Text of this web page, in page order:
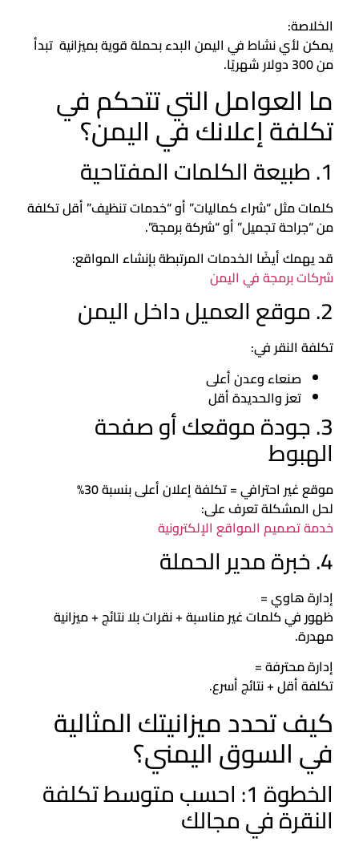
الخلاصة:
يمكن لأي نشاط في اليمن البدء بحملة قوية بميزانية تبدأ
من 300 دولار شهريًا.
ما العوامل التي تتحكم في
تكلفة إعلانك في اليمن؟
1. طبيعة الكلمات المفتاحية
كلمات مثل “شراء كماليات” أو “خدمات تنظيف” أقل تكلفة
من “جراحة تجميل” أو “شركة برمجة”.
قد يهمك أيضًا الخدمات المرتبطة بإنشاء المواقع:
شركات برمجة في اليمن
2. موقع العميل داخل اليمن
تكلفة النقر في:
صنعاء وعدن أعلى
تعز والحديدة أقل
3. جودة موقعك أو صفحة
الهبوط
موقع غير احترافي = تكلفة إعلان أعلى بنسبة 30%
لحل المشكلة تعرف على:
خدمة تصميم المواقع الإلكترونية
4. خبرة مدير الحملة
إدارة هاوي =
ظهور في كلمات غير مناسبة + نقرات بلا نتائج + ميزانية
مهدرة.
إدارة محترفة =
تكلفة أقل + نتائج أسرع.
كيف تحدد ميزانيتك المثالية
في السوق اليمني؟
الخطوة 1: احسب متوسط تكلفة
النقرة في مجالك